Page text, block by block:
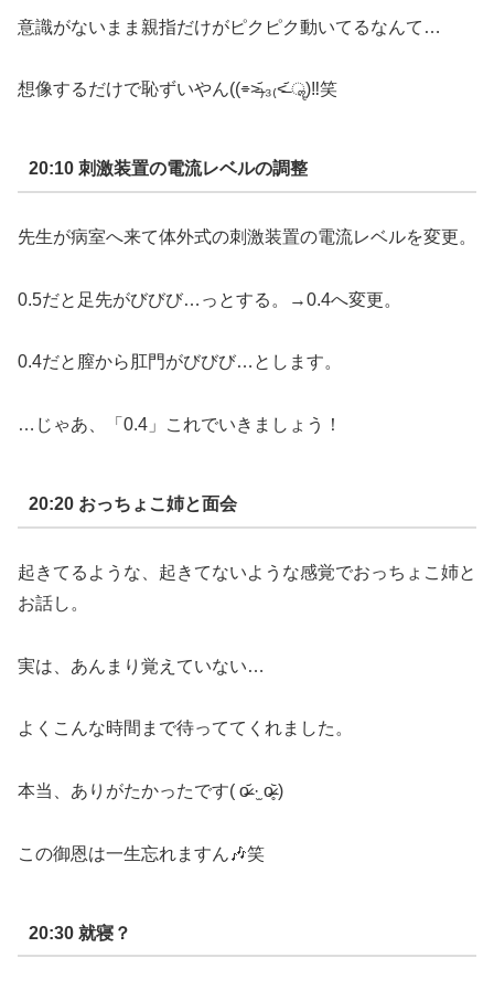
意識がないまま親指だけがピクピク動いてるなんて…
想像するだけで恥ずいやん((⌯˃̶᷄₎₃₍˂̶᷄ॣ)‼︎笑
20:10 刺激装置の電流レベルの調整
先生が病室へ来て体外式の刺激装置の電流レベルを変更。
0.5だと足先がびびび… っとする。 →0.4へ変更。
0.4だと膣から肛門がびびび… とします。
… じゃあ、「 0.4 」これでいきましょう！
20:20 おっちょこ姉と面会
起きてるような、起きてないような感覚でおっちょこ姉と
お話し。
実は、あんまり覚えていない…
よくこんな時間まで待っててくれました。
本当、ありがたかったです( o̴̶̷᷄ ·̫ o̴̶̷̥᷅)
この御恩は一生忘れますん 🎶笑
20:30 就寝？